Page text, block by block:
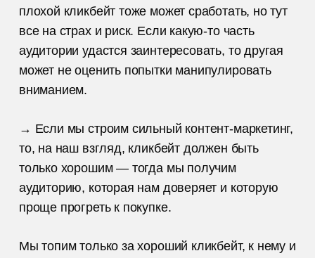
плохой кликбейт тоже может сработать, но тут
все на страх и риск. Если какую-то часть
аудитории удастся заинтересовать, то другая
может не оценить попытки манипулировать
вниманием.
→ Если мы строим сильный контент-маркетинг,
то, на наш взгляд, кликбейт должен быть
только хорошим — тогда мы получим
аудиторию, которая нам доверяет и которую
проще прогреть к покупке.
Мы топим только за хороший кликбейт, к нему и